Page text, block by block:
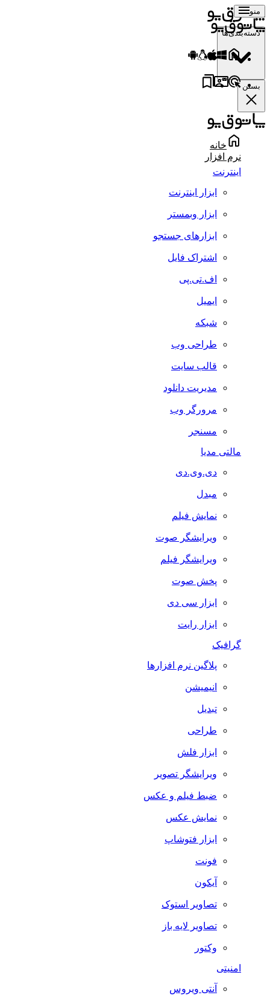
منو
دسته‌بندی‌ها
بستن
خانه
نرم افزار
اینترنت
ابزار اینترنت
ابزار وبمستر
ابزارهای جستجو
اشتراک فایل
اف.تی.پی
ایمیل
شبکه
طراحی وب
قالب سایت
مدیریت دانلود
مرورگر وب
مسنجر
مالتی مدیا
دی.وی.دی
مبدل
نمایش فیلم
ویرایشگر صوت
ویرایشگر فیلم
پخش صوت
ابزار سی دی
ابزار رایت
گرافیک
پلاگین نرم افزارها
انیمیشن
تبدیل
طراحی
ابزار فلش
ویرایشگر تصویر
ضبط فيلم و عكس
نمایش عکس
ابزار فتوشاپ
فونت
آیکون
تصاویر استوک
تصاویر لایه باز
وکتور
امنیتی
آنتی ویروس